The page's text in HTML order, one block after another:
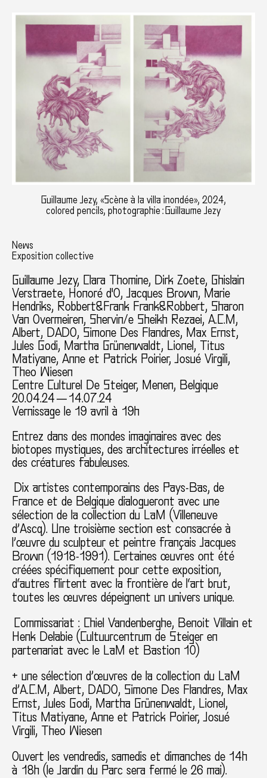
Guillaume Jezy, «Scène à la villa inondée», 2024,
colored pencils, photographie : Guillaume Jezy
News
Exposition collective
Guillaume Jezy, Clara Thomine, Dirk Zoete, Ghislain
Verstraete, Honoré d'O, Jacques Brown, Marie
Hendriks, Robbert&Frank Frank&Robbert, Sharon
Van Overmeiren, Shervin/e Sheikh Rezaei, A.C.M,
Albert, DADO, Simone Des Flandres, Max Ernst,
Jules Godi, Martha Grünenwaldt, Lionel, Titus
Matiyane, Anne et Patrick Poirier, Josué Virgili,
Theo Wiesen
Centre Culturel De Steiger, Menen, Belgique
20.04.24 — 14.07.24
Vernissage le 19 avril à 19h
Entrez dans des mondes imaginaires avec des
biotopes mystiques, des architectures irréelles et
des créatures fabuleuses.
Dix artistes contemporains des Pays-Bas, de
France et de Belgique dialogueront avec une
sélection de la collection du LaM (Villeneuve
d’Ascq). Une troisième section est consacrée à
l’œuvre du sculpteur et peintre français Jacques
Brown (1918-1991). Certaines œuvres ont été
créées spécifiquement pour cette exposition,
d‘autres flirtent avec la frontière de ‘art brut,
toutes les œuvres dépeignent un univers unique.
Commissariat : Chiel Vandenberghe, Benoit Villain et
Henk Delabie (Cultuurcentrum de Steiger en
partenariat avec le LaM et Bastion 10)
+ une sélection d’œuvres de la collection du LaM
d’A.C.M, Albert, DADO, Simone Des Flandres, Max
Ernst, Jules Godi, Martha Grünenwaldt, Lionel,
Titus Matiyane, Anne et Patrick Poirier, Josué
Virgili, Theo Wiesen
Ouvert les vendredis, samedis et dimanches de 14h
à 18h (le Jardin du Parc sera fermé le 26 mai).